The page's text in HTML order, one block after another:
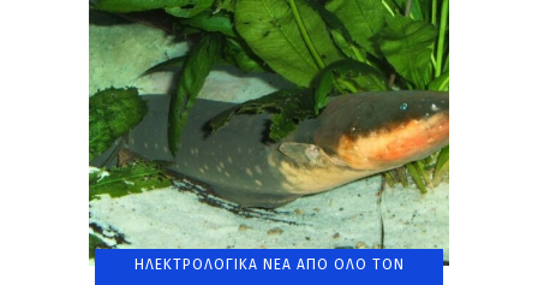
ΗΛΕΚΤΡΟΛΟΓΙΚΆ ΝΈΑ ΑΠΌ ΌΛΟ ΤΟΝ